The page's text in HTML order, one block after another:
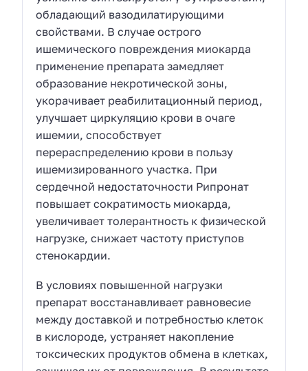
обладающий вазодилатирующими
свойствами. В случае острого
ишемического повреждения миокарда
применение препарата замедляет
образование некротической зоны,
укорачивает реабилитационный период,
улучшает циркуляцию крови в очаге
ишемии, способствует
перераспределению крови в пользу
ишемизированного участка. При
сердечной недостаточности Рипронат
повышает сократимость миокарда,
увеличивает толерантность к физической
нагрузке, снижает частоту приступов
стенокардии.
В условиях повышенной нагрузки
препарат восстанавливает равновесие
между доставкой и потребностью клеток
в кислороде, устраняет накопление
токсических продуктов обмена в клетках,